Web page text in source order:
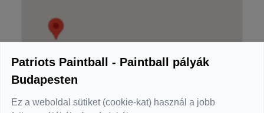
Patriots Paintball - Paintball pályák
Budapesten
Ez a weboldal sütiket (cookie-kat) használ a jobb